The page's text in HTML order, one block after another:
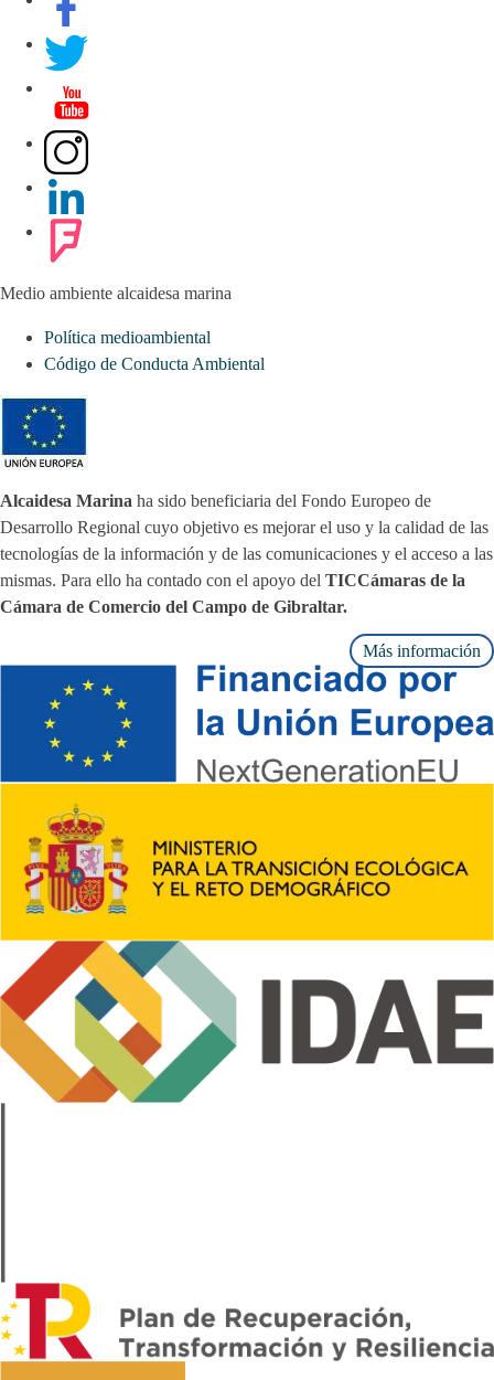
Medio ambiente alcaidesa marina
Política medioambiental
Código de Conducta Ambiental
Alcaidesa Marina ha sido beneficiaria del Fondo Europeo de
Desarrollo Regional cuyo objetivo es mejorar el uso y la calidad de las
tecnologías de la información y de las comunicaciones y el acceso a las
mismas. Para ello ha contado con el apoyo del TICCámaras de la
Cámara de Comercio del Campo de Gibraltar.
Más información